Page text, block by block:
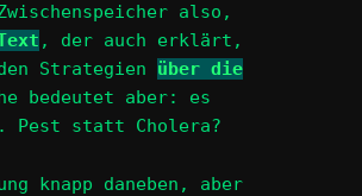
also,
, der auch erklärt,
Strategien über die
bedeutet aber: es
Pest statt Cholera?
knapp daneben, aber